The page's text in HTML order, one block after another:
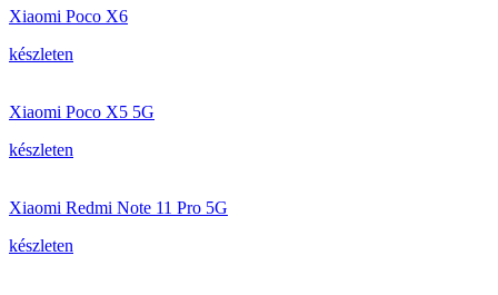
Xiaomi Poco X6
készleten
Xiaomi Poco X5 5G
készleten
Xiaomi Redmi Note 11 Pro 5G
készleten